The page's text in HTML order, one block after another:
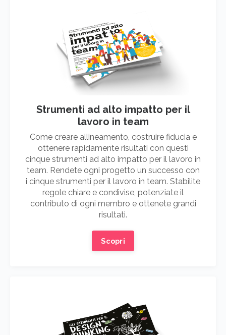
Strumenti ad alto impatto per il
lavoro in team
Come creare allineamento, costruire fiducia e
ottenere rapidamente risultati con questi
cinque strumenti ad alto impatto per il lavoro in
team. Rendete ogni progetto un successo con
i cinque strumenti per il lavoro in team. Stabilite
regole chiare e condivise, potenziate il
contributo di ogni membro e ottenete grandi
risultati.
Scopri